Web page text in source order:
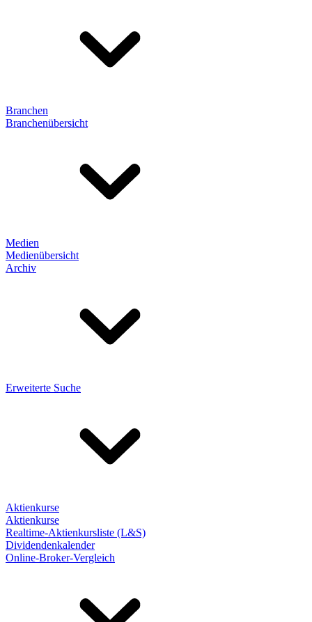
Branchen
Branchenübersicht
Medien
Medienübersicht
Archiv
Erweiterte Suche
Aktienkurse
Aktienkurse
Realtime-Aktienkursliste (L&S)
Dividendenkalender
Online-Broker-Vergleich